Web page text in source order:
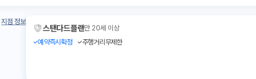
지점 정보
스탠다드플랜만 20세 이상
예약즉시확정
주행거리무제한